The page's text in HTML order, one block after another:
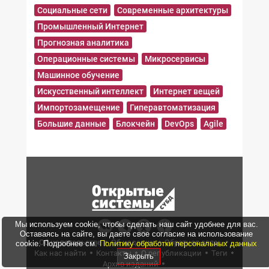
Социальные сети
Современные архитектуры
Промышленный Интернет
Прогнозная аналитика
Операционные системы
Микросервисы
Машинное обучение
Искусственный интеллект
Интернет вещей
Импортозамещение
Гиперавтоматизация
Большие данные
Блокчейн DevOps Agile
Об издательстве Об издании
Обратная связь
Как нас найти
Контакты О републикации
Теги
Архив изданий
Мы используем cookie, чтобы сделать наш сайт удобнее для вас.
Оставаясь на сайте, вы даете свое согласие на использование
cookie. Подробнее см.Политику обработки персональных данных
Закрыть